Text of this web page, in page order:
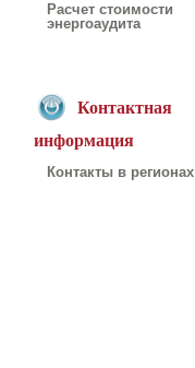
Расчет стоимости
энергоаудита
Контактная
информация
Контакты в регионах